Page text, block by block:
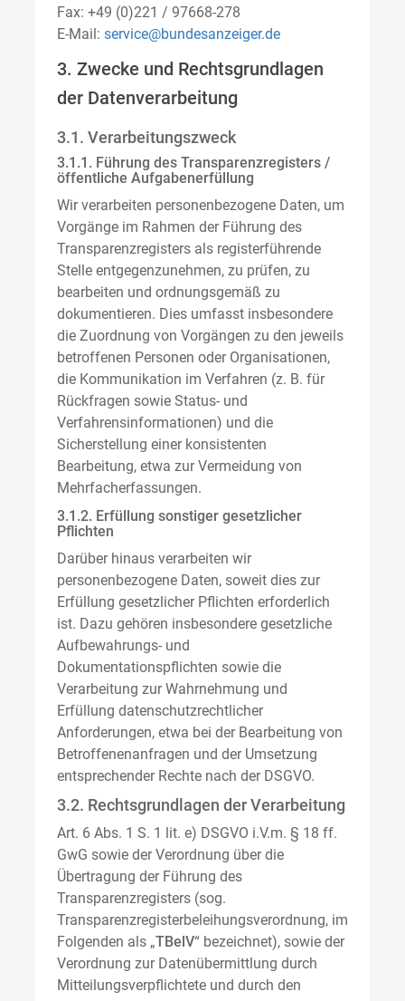
Fax: +49 (0)221 / 97668-278
E-Mail: service@bundesanzeiger.de
3. Zwecke und Rechtsgrundlagen
der Datenverarbeitung
3.1. Verarbeitungszweck
3.1.1. Führung des Transparenzregisters /
öffentliche Aufgabenerfüllung
Wir verarbeiten personenbezogene Daten, um
Vorgänge im Rahmen der Führung des
Transparenzregisters als registerführende
Stelle entgegenzunehmen, zu prüfen, zu
bearbeiten und ordnungsgemäß zu
dokumentieren. Dies umfasst insbesondere
die Zuordnung von Vorgängen zu den jeweils
betroffenen Personen oder Organisationen,
die Kommunikation im Verfahren (z. B. für
Rückfragen sowie Status- und
Verfahrensinformationen) und die
Sicherstellung einer konsistenten
Bearbeitung, etwa zur Vermeidung von
Mehrfacherfassungen.
3.1.2. Erfüllung sonstiger gesetzlicher
Pflichten
Darüber hinaus verarbeiten wir
personenbezogene Daten, soweit dies zur
Erfüllung gesetzlicher Pflichten erforderlich
ist. Dazu gehören insbesondere gesetzliche
Aufbewahrungs- und
Dokumentationspflichten sowie die
Verarbeitung zur Wahrnehmung und
Erfüllung datenschutzrechtlicher
Anforderungen, etwa bei der Bearbeitung von
Betroffenenanfragen und der Umsetzung
entsprechender Rechte nach der DSGVO.
3.2. Rechtsgrundlagen der Verarbeitung
Art. 6 Abs. 1 S. 1 lit. e) DSGVO i.V.m. § 18 ff.
GwG sowie der Verordnung über die
Übertragung der Führung des
Transparenzregisters (sog.
Transparenzregisterbeleihungsverordnung, im
Folgenden als „TBelV“ bezeichnet), sowie der
Verordnung zur Datenübermittlung durch
Mitteilungsverpflichtete und durch den